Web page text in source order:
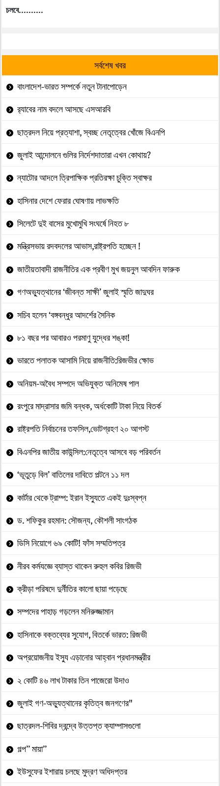
চলবে..........
সর্বশেষ খবর
বাংলাদেশ-ভারত সম্পর্কে নতুন টানাপোড়েন
র‍্যাবের নাম বদলে আসছে এসআরবি
ছাত্রদল নিয়ে প্রত্যাশা, স্বচ্ছ নেতৃত্বের খোঁজে বিএনপি
জুলাই আন্দোলনে গুলির নির্দেশদাতারা এখন কোথায়?
ন্যাটোর আদলে ত্রিপাক্ষিক প্রতিরক্ষা চুক্তি স্বাক্ষর
হাসিনার দেশে ফেরার ঘোষণায় লাভক্ষতি
সিলেটে দুই বাসের মুখোমুখি সংঘর্ষে নিহত ৮
মন্ত্রিসভায় রদবদলের আভাস,রাষ্ট্রপতি হচ্ছেন !
জাতীয়তাবাদী রাজনীতির এক প্রবীণ মুখ জয়নুল আবদিন ফারুক
গণঅভ্যুত্থানের ‘জীবন্ত সাক্ষী’ জুলাই স্মৃতি জাদুঘর
সচিব হলেন ‘বঙ্গবন্ধুর আদর্শের সৈনিক
৮১ বছর পর আবারও পরমাণু যুদ্ধের শঙ্কা!
ভারতে পলাতক আসামি নিয়ে রাজনীতি:রিজভীর ক্ষোভ
অনিয়ম-অবৈধ সম্পদে অভিযুক্ত অনিমেষ পাল
রংপুরে মাদ্রাসার জমি বন্ধক, অর্ধকোটি টাকা নিয়ে বিতর্ক
রাষ্ট্রপতি নির্বাচনের তফসিল,ভোটগ্রহণ ২০ আগস্ট
বিএনপির জাতীয় কাউন্সিল:নেতৃত্বে আসবে বড় পরিবর্তন
‘ভূতুড়ে বিল’ বাতিলের দাবিতে পল্টনে ১১ দল
কার্টার থেকে ট্রাম্প: ইরান ইস্যুতে একই দুঃস্বপ্ন
ড. শফিকুর রহমান: সৌজন্য, কৌশলী সাংগঠক
ডিসি নিয়োগে ৬৯ কোটি! ফাঁস সম্মতিপত্র
নীরব কর্মযজ্ঞে ব্যাস্ত থাকেন রুহুল কবির রিজভী
ক্রীড়া পরিষদে দুর্নীতির কালো ছায়া পড়েছে
সম্পদের পাহাড় গড়লেন মনিরুজ্জামান
হাসিনাকে বক্তব্যের সুযোগ, বিতর্কে ভারত: রিজভী
অপ্রয়োজনীয় ইস্যু এড়ানোর আহ্বান প্রধানমন্ত্রীর
২ কোটি ৪৬ লাখ টাকার তিন পাজেরো উদাও
জুলাই গণ-অভ্যুত্থানের কৃতিত্ব জনগণের"
ছাত্রদল-শিবির দ্বন্দ্বে উত্তপ্ত ক্যাম্পাসগুলো
গল্প” মায়া”
ইউসুফের ইশারায় চলছে মুদ্রণ অধিদপ্তর